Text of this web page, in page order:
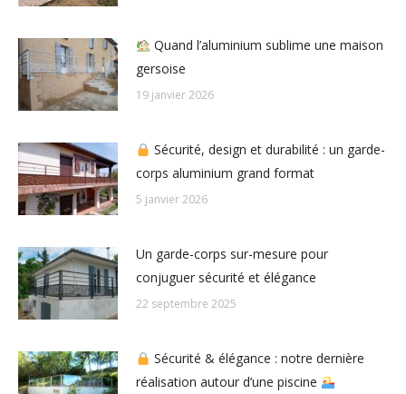
Quand l’aluminium sublime une maison
gersoise
19 janvier 2026
Sécurité, design et durabilité : un garde-
corps aluminium grand format
5 janvier 2026
Un garde-corps sur-mesure pour
conjuguer sécurité et élégance
22 septembre 2025
Sécurité & élégance : notre dernière
réalisation autour d’une piscine